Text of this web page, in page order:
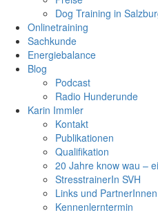
Dog Training in
Onlinetraining
Sachkunde
Energiebalance
Blog
Podcast
Radio Hunderunde
Karin Immler
Kontakt
Publikationen
Qualifikation
20 Jahre know wau –
StresstrainerIn SVH
Links und PartnerInnen
Kennenlerntermin